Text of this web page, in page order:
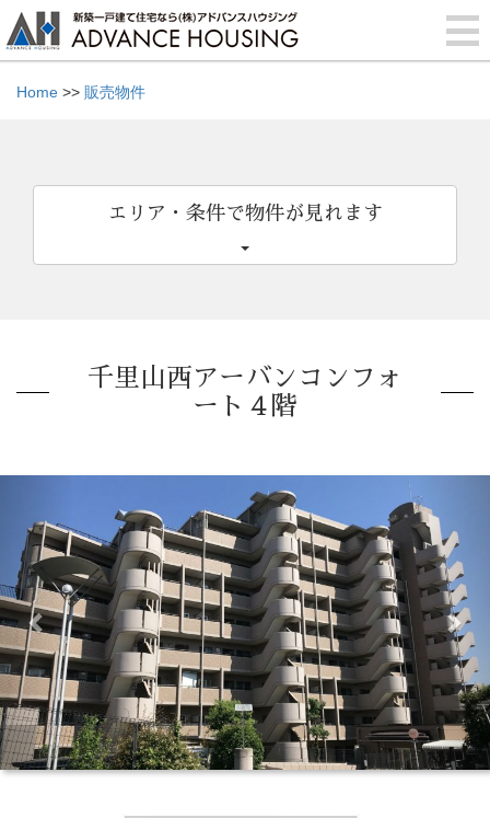
Home >> 販売物件
エリア・条件で物件が見れます
千里山西アーバンコンフォ
ート４階